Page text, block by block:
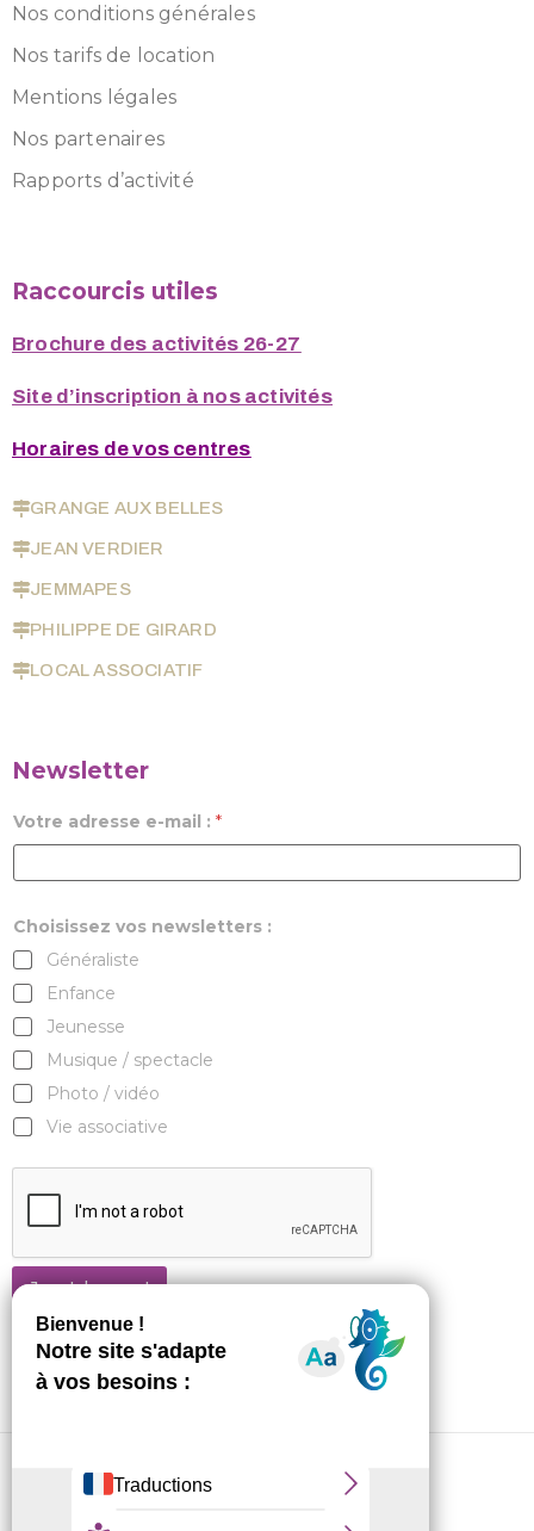
Nos conditions générales
Nos tarifs de location
Mentions légales
Nos partenaires
Rapports d’activité
Raccourcis utiles
Brochure des activités 26-27
Site d’inscription à nos activités
Horaires de vos centres
GRANGE AUX BELLES
JEAN VERDIER
JEMMAPES
PHILIPPE DE GIRARD
LOCAL ASSOCIATIF
Newsletter
Votre adresse e-mail : *
Choisissez vos newsletters :
Généraliste
Enfance
Jeunesse
Musique / spectacle
Photo / vidéo
Vie associative
Je m'abonne !